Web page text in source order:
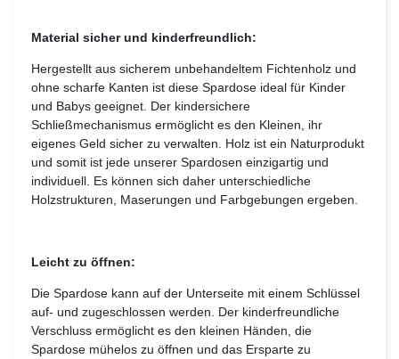
Material sicher und kinderfreundlich:
Hergestellt aus sicherem unbehandeltem Fichtenholz und
ohne scharfe Kanten ist diese Spardose ideal für Kinder
und Babys geeignet. Der kindersichere
Schließmechanismus ermöglicht es den Kleinen, ihr
eigenes Geld sicher zu verwalten. Holz ist ein Naturprodukt
und somit ist jede unserer Spardosen einzigartig und
individuell. Es können sich daher unterschiedliche
Holzstrukturen, Maserungen und Farbgebungen ergeben.
Leicht zu öffnen:
Die Spardose kann auf der Unterseite mit einem Schlüssel
auf- und zugeschlossen werden. Der kinderfreundliche
Verschluss ermöglicht es den kleinen Händen, die
Spardose mühelos zu öffnen und das Ersparte zu